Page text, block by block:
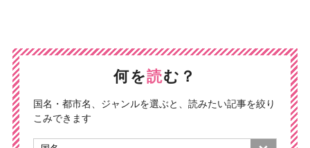
何を読む？
国名・都市名、ジャンルを選ぶと、読みたい記事を絞り
こみできます